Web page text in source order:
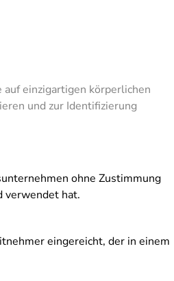
einzigartigen körperlichen
und zur Identifizierung
ohne Zustimmung
verwendet hat.
eingereicht, der in einem